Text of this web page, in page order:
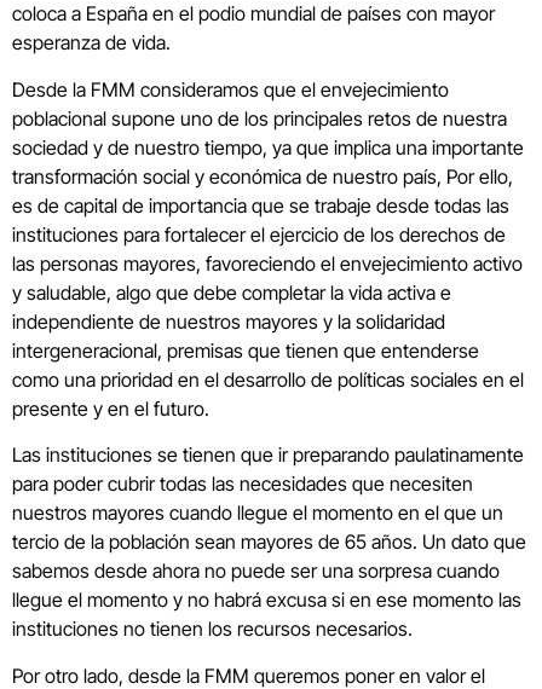
coloca a España en el podio mundial de países con mayor
esperanza de vida.
Desde la FMM consideramos que el envejecimiento
poblacional supone uno de los principales retos de nuestra
sociedad y de nuestro tiempo, ya que implica una importante
transformación social y económica de nuestro país, Por ello,
es de capital de importancia que se trabaje desde todas las
instituciones para fortalecer el ejercicio de los derechos de
las personas mayores, favoreciendo el envejecimiento activo
y saludable, algo que debe completar la vida activa e
independiente de nuestros mayores y la solidaridad
intergeneracional, premisas que tienen que entenderse
como una prioridad en el desarrollo de políticas sociales en el
presente y en el futuro.
Las instituciones se tienen que ir preparando paulatinamente
para poder cubrir todas las necesidades que necesiten
nuestros mayores cuando llegue el momento en el que un
tercio de la población sean mayores de 65 años. Un dato que
sabemos desde ahora no puede ser una sorpresa cuando
llegue el momento y no habrá excusa si en ese momento las
instituciones no tienen los recursos necesarios.
Por otro lado, desde la FMM queremos poner en valor el